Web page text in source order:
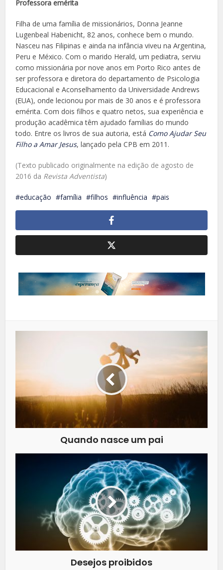
Professora emérita
Filha de uma família de missionários, Donna Jeanne
Lugenbeal Habenicht, 82 anos, conhece bem o mundo.
Nasceu nas Filipinas e ainda na infância viveu na Argentina,
Peru e México. Com o marido Herald, um pediatra, serviu
como missionária por nove anos em Porto Rico antes de
ser professora e diretora do departamento de Psicologia
Educacional e Aconselhamento da Universidade Andrews
(EUA), onde lecionou por mais de 30 anos e é professora
emérita. Com dois filhos e quatro netos, sua experiência e
produção acadêmica têm ajudado famílias do mundo
todo. Entre os livros de sua autoria, está Como Ajudar Seu
Filho a Amar Jesus, lançado pela CPB em 2011.
(Texto publicado originalmente na edição de agosto de
2016 da Revista Adventista)
educação família filhos influência pais
Quando nasce um pai
Desejos proibidos